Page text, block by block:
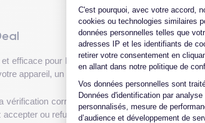
Plateforme de
C'est pourquoi, avec votre accord,
cookies ou technologies similaires
données personnelles telles que
adresses IP et les identifiants de
retirer votre consentement en
en allant dans notre politique de
Vos données personnelles sont
Données d'identification par
personnalisés, mesure de
d’audience et développement de
efficace pour la reprise de votre iPhone X,
appareil, un prix de reprise vous sera
vérification correspond à votre description
ou refuser.